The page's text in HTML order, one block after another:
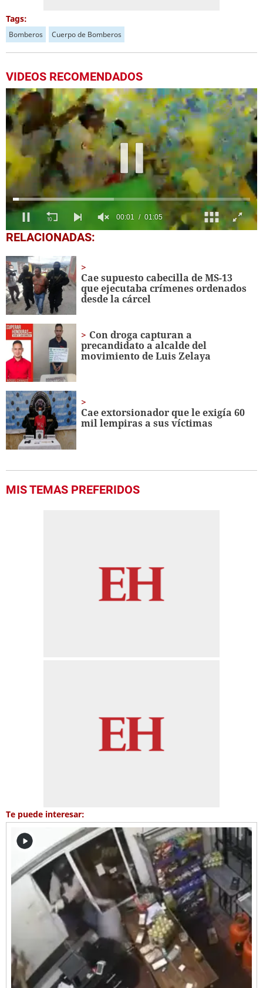
Tags:
Bomberos Cuerpo de Bomberos
VIDEOS RECOMENDADOS
0
seconds
1
minute,
5
seconds
RELACIONADAS:
Cae supuesto cabecilla de MS-13
que ejecutaba crímenes ordenados
desde la cárcel
Con droga capturan a
precandidato a alcalde del
movimiento de Luis Zelaya
Cae extorsionador que le exigía 60
mil lempiras a sus víctimas
MIS TEMAS PREFERIDOS
Te puede interesar: